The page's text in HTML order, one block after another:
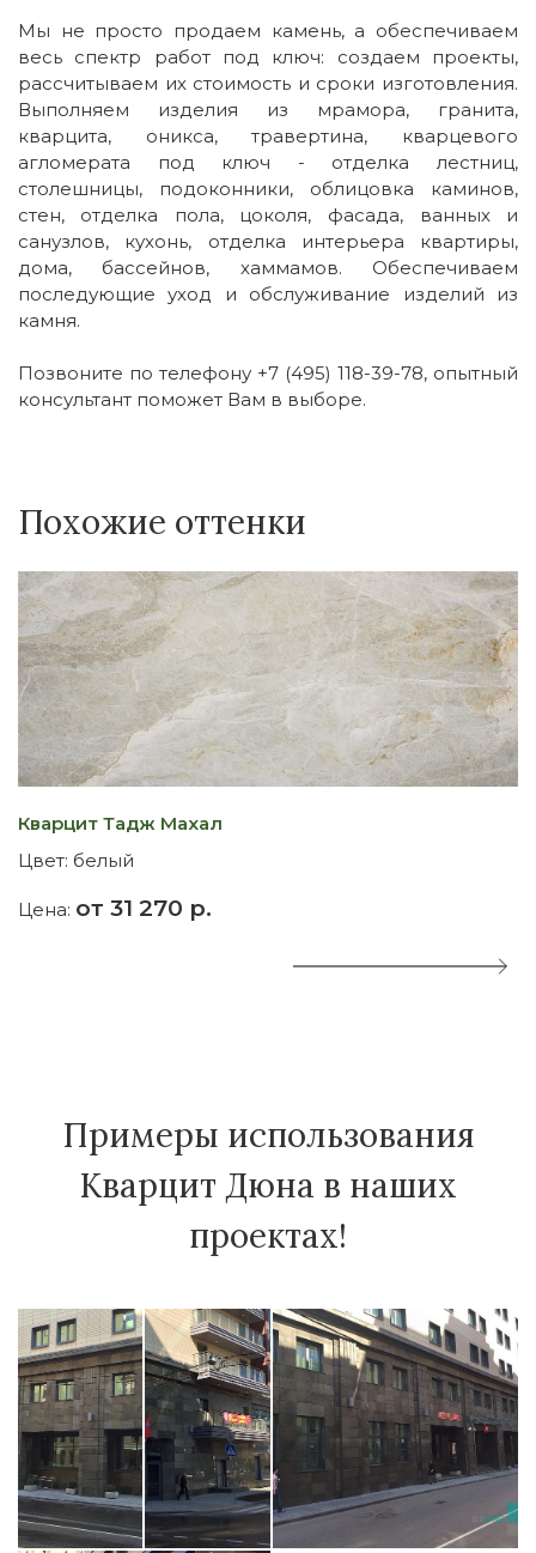
Мы не просто продаем камень, а обеспечиваем
весь спектр работ под ключ: создаем проекты,
рассчитываем их стоимость и сроки изготовления.
Выполняем изделия из мрамора, гранита,
кварцита, оникса, травертина, кварцевого
агломерата под ключ - отделка лестниц,
столешницы, подоконники, облицовка каминов,
стен, отделка пола, цоколя, фасада, ванных и
санузлов, кухонь, отделка интерьера квартиры,
дома, бассейнов, хаммамов. Обеспечиваем
последующие уход и обслуживание изделий из
камня.
Позвоните по телефону +7 (495) 118-39-78, опытный
консультант поможет Вам в выборе.
Похожие оттенки
Кварцит Тадж Махал
Цвет: белый
Цена: от 31 270 р.
Примеры использования
Кварцит Дюна в наших
проектах!